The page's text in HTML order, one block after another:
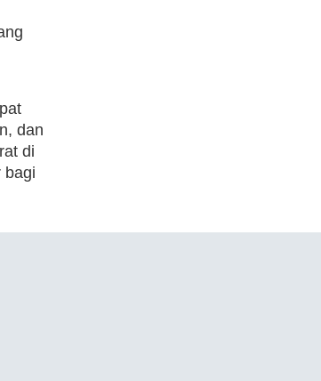
dan
di
bagi